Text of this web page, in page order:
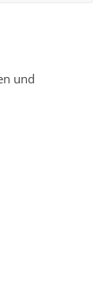
und